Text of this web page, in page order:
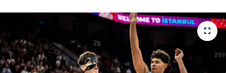
TEKNOLOJİ